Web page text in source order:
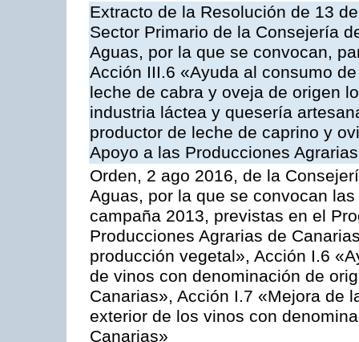
Extracto de la Resolución de 13
Sector Primario de la Consejería
Aguas, por la que se convocan,
Acción III.6 «Ayuda al consumo
leche de cabra y oveja de origen
industria láctea y quesería
productor de leche de caprino y
Apoyo a las Producciones
Orden, 2 ago 2016, de la
Aguas, por la que se convocan
campaña 2013, previstas en el
Producciones Agrarias de
producción vegetal», Acción I.6
de vinos con denominación de
Canarias», Acción I.7 «Mejora de
exterior de los vinos con
Canarias»